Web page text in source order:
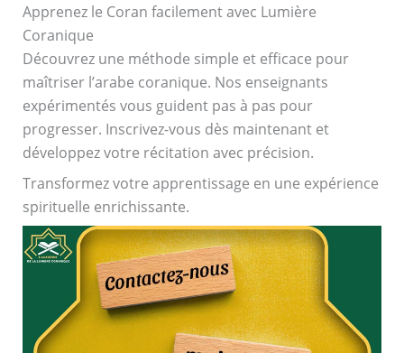
Apprenez le Coran facilement avec Lumière
Coranique
Découvrez une méthode simple et efficace pour
maîtriser l’arabe coranique. Nos enseignants
expérimentés vous guident pas à pas pour
progresser. Inscrivez-vous dès maintenant et
développez votre récitation avec précision.
Transformez votre apprentissage en une expérience
spirituelle enrichissante.